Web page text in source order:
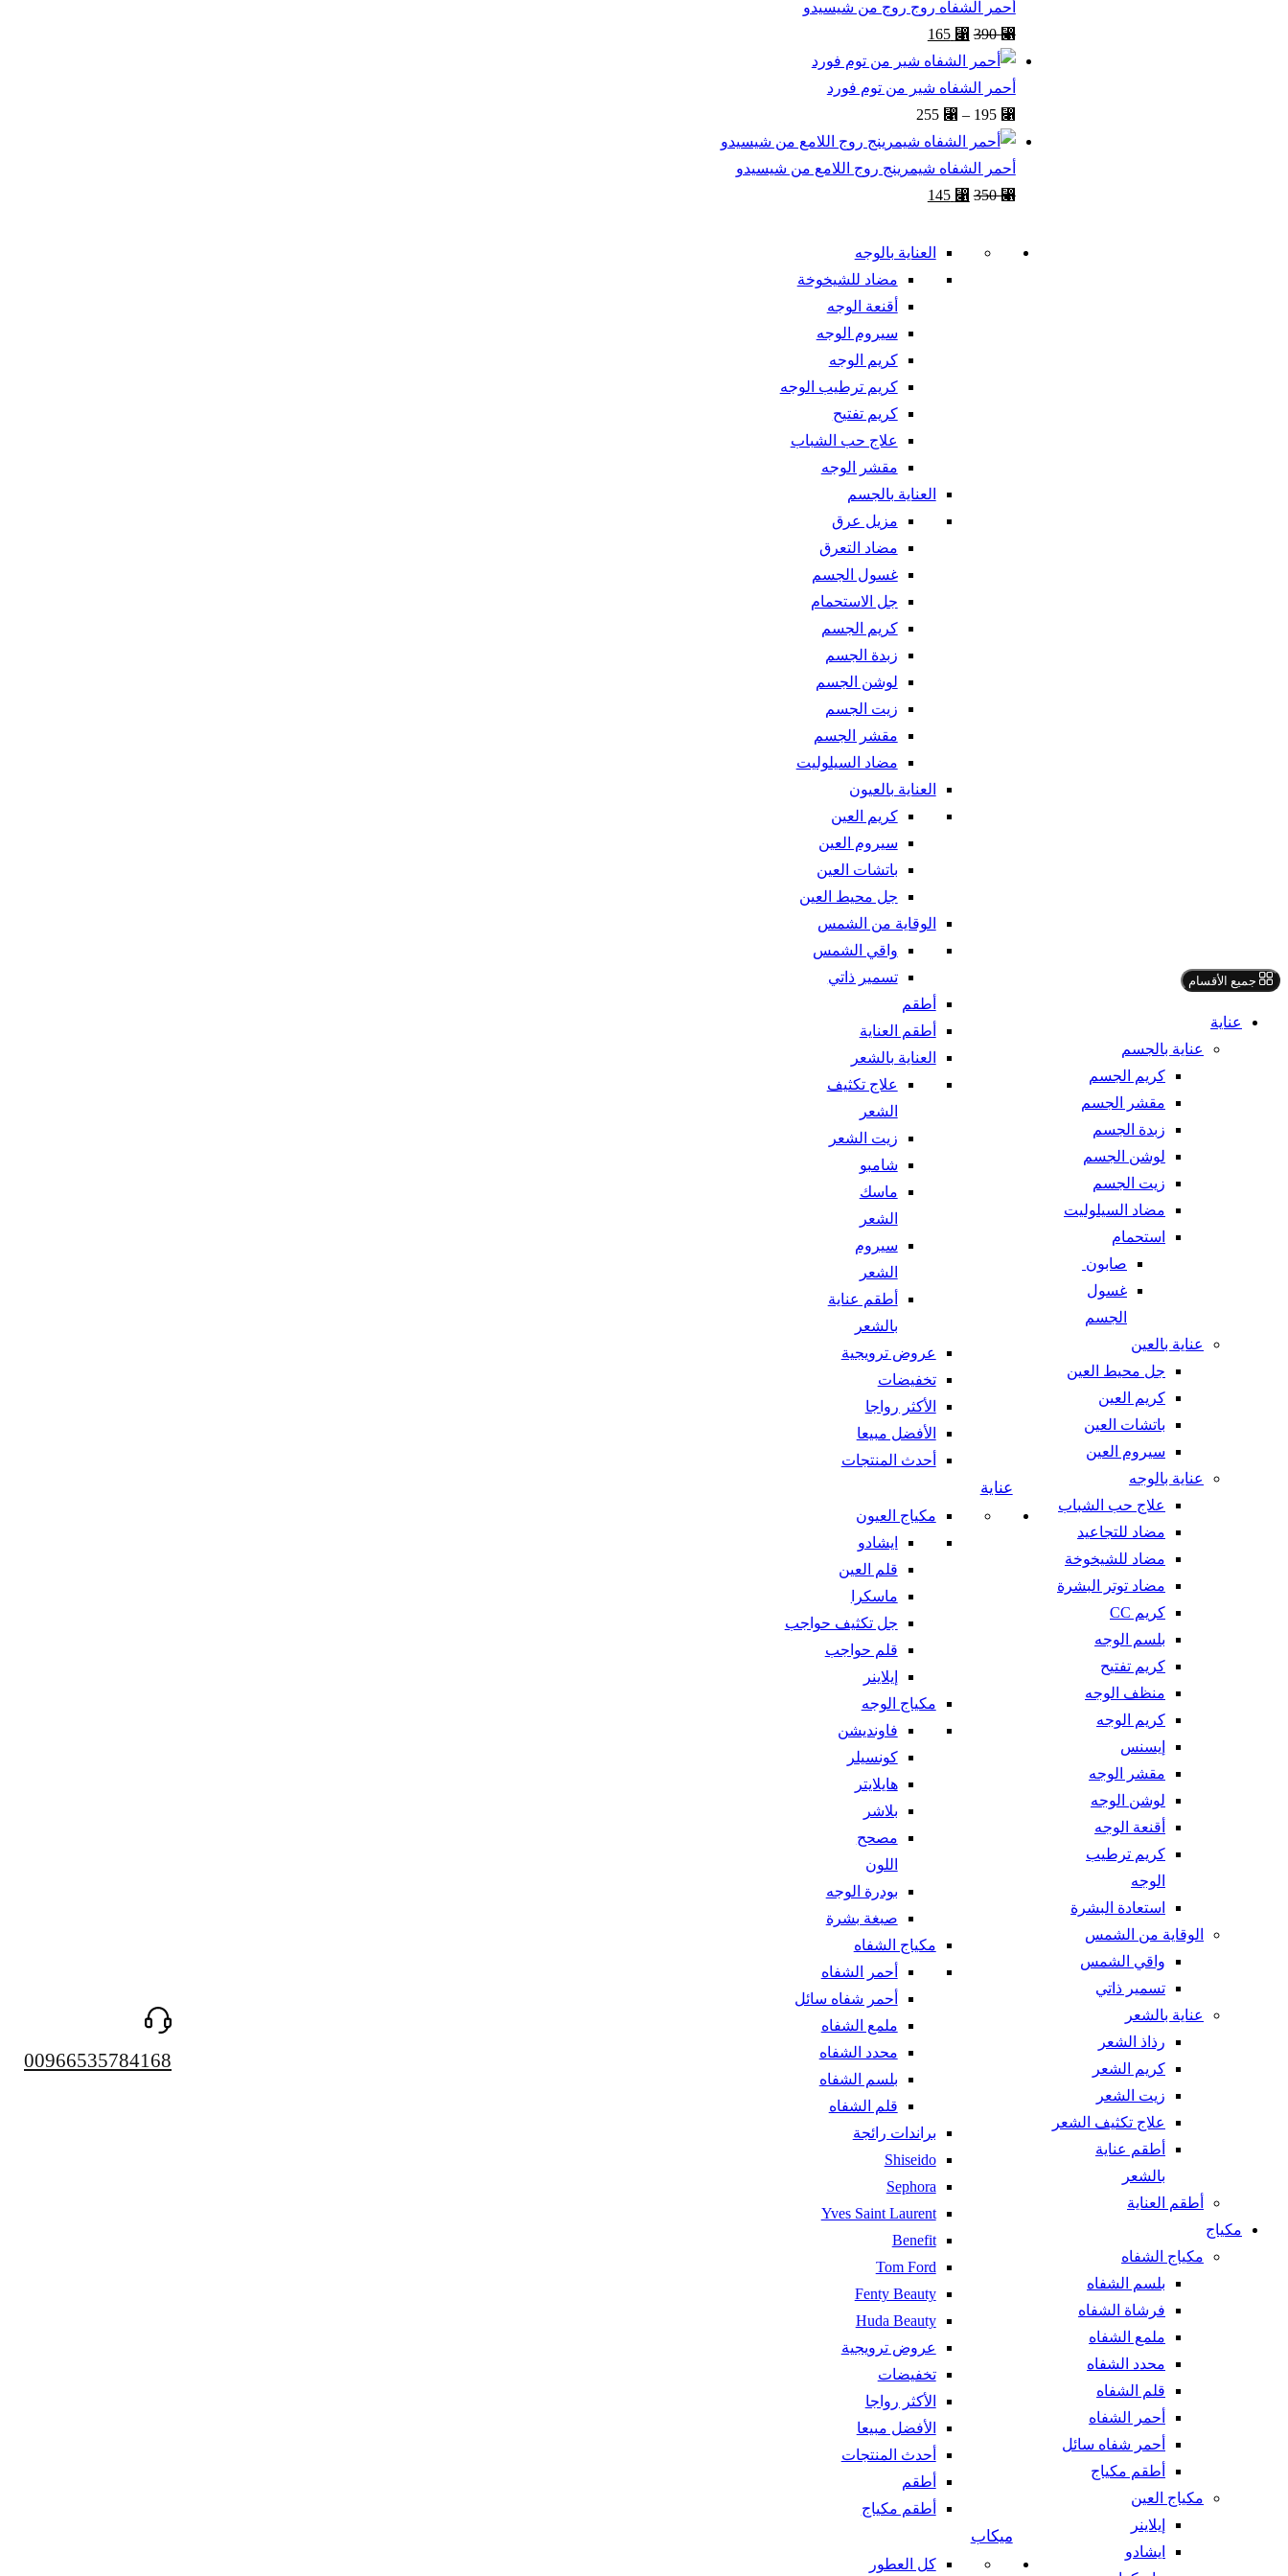
أحمر الشفاه روج روج من شيسيدو
⃁
390
⃁
165
أحمر الشفاه شير من توم فورد
⃁
195
–
⃁
255
أحمر الشفاه شيمرينج روج اللامع من شيسيدو
⃁
350
⃁
145
جميع الأقسام
عناية
عناية بالجسم
كريم الجسم
مقشر الجسم
زبدة الجسم
لوشن الجسم
زيت الجسم
مضاد السيلوليت
استحمام
صابون
غسول
الجسم
عناية بالعين
جل محيط العين
كريم العين
باتشات العين
سيروم العين
عناية بالوجه
علاج حب الشباب
مضاد للتجاعيد
مضاد للشيخوخة
مضاد توتر البشرة
كريم CC
بلسم الوجه
كريم تفتيح
منظف الوجه
كريم الوجه
إيسنس
مقشر الوجه
لوشن الوجه
أقنعة الوجه
كريم ترطيب
الوجه
استعادة البشرة
الوقاية من الشمس
واقي الشمس
تسمير ذاتي
عناية بالشعر
رذاذ الشعر
كريم الشعر
زيت الشعر
علاج تكثيف الشعر
أطقم عناية
بالشعر
أطقم العناية
مكياج
مكياج الشفاه
بلسم الشفاه
فرشاة الشفاه
ملمع الشفاه
محدد الشفاه
قلم الشفاه
أحمر الشفاه
أحمر شفاه سائل
أطقم مكياج
مكياج العين
إيلاينر
ايشادو
العناية بالوجه
مضاد للشيخوخة
أقنعة الوجه
سيروم الوجه
كريم الوجه
كريم ترطيب الوجه
كريم تفتيح
علاج حب الشباب
مقشر الوجه
العناية بالجسم
مزيل عرق
مضاد التعرق
غسول الجسم
جل الاستحمام
كريم الجسم
زبدة الجسم
لوشن الجسم
زيت الجسم
مقشر الجسم
مضاد السيلوليت
العناية بالعيون
كريم العين
سيروم العين
باتشات العين
جل محيط العين
الوقاية من الشمس
واقي الشمس
تسمير ذاتي
أطقم
أطقم العناية
العناية بالشعر
علاج تكثيف
الشعر
زيت الشعر
شامبو
ماسك
الشعر
سيروم
الشعر
أطقم عناية
بالشعر
عروض ترويجية
تخفيضات
الأكثر رواجا
الأفضل مبيعا
أحدث المنتجات
عناية
مكياج العيون
ايشادو
قلم العين
ماسكرا
جل تكثيف حواجب
قلم حواجب
إيلاينر
مكياج الوجه
فاونديشن
كونسيلر
هايلايتر
بلاشر
مصحح
اللون
بودرة الوجه
صبغة بشرة
مكياج الشفاه
أحمر الشفاه
أحمر شفاه سائل
ملمع الشفاه
محدد الشفاه
بلسم الشفاه
قلم الشفاه
براندات رائجة
Shiseido
Sephora
Yves Saint Laurent
Benefit
Tom Ford
Fenty Beauty
Huda Beauty
عروض ترويجية
تخفيضات
الأكثر رواجا
الأفضل مبيعا
أحدث المنتجات
أطقم
أطقم مكياج
ميكاب
كل العطور
00966535784168